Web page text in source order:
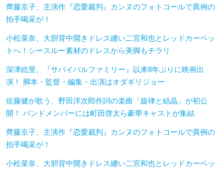
齊藤京子、主演作『恋愛裁判』カンヌのフォトコールで異例の
拍手喝采が！
小松菜奈、大胆背中開きドレス纏い二宮和也とレッドカーペッ
トへ！シースルー素材のドレスから美脚もチラリ
深津絵里、『サバイバルファミリー』以来8年ぶりに映画出
演！ 脚本・監督・編集・出演はオダギリジョー
佐藤健が歌う、野田洋次郎作詞の楽曲「旋律と結晶」が初公
開！ バンドメンバーには町田啓太ら豪華キャストが集結
齊藤京子、主演作『恋愛裁判』カンヌのフォトコールで異例の
拍手喝采が！
小松菜奈、大胆背中開きドレス纏い二宮和也とレッドカーペッ